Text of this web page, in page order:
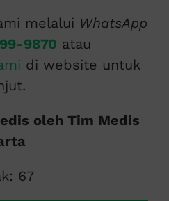
melalui WhatsApp
9870 atau
di website untuk
oleh Tim Medis
67